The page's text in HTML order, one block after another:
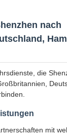
nach
die
mit